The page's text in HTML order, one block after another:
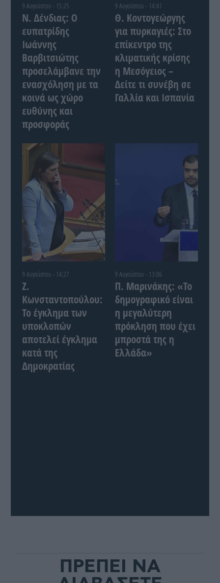
9 Αυγούστου - 15:25
Ν. Δένδιας: Ο
ευπατρίδης
Ιωάννης
Βαρβιτσιώτης
προσελάμβανε την
ενασχόληση με τα
κοινά ως χώρο
ευθύνης και
προσφοράς
9 Αυγούστου - 14:41
Θ. Κοντογεώργης
για πυρκαγιές: Στο
επίκεντρο της
κλιματικής κρίσης
η Μεσόγειος –
Δείτε τι συνέβη σε
Γαλλία και Ισπανία
9 Αυγούστου - 14:27
Ζ.
Κωνσταντοπούλου:
Το έγκλημα των
υποκλοπών
αποτελεί έγκλημα
κατά της
Δημοκρατίας
9 Αυγούστου - 13:06
Π. Μαρινάκης: «Το
δημογραφικό είναι
η μεγαλύτερη
πρόκληση που έχει
μπροστά της η
Ελλάδα»
ΠΡΕΠΕΙ ΝΑ